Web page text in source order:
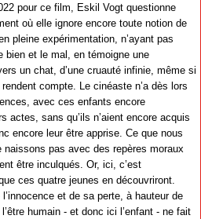
pour ce film, Eskil Vogt questionne
où elle ignore encore toute notion de
pleine expérimentation, n’ayant pas
bien et le mal, en témoigne une
un chat, d’une cruauté infinie, même si
compte. Le cinéaste n’a dès lors
avec ces enfants encore
actes, sans qu’ils n’aient encore acquis
encore leur être apprise. Ce que nous
pas avec des repères moraux
être inculqués. Or, ici, c’est
ces quatre jeunes en découvriront.
et de sa perte, à hauteur de
humain - et donc ici l’enfant - ne fait